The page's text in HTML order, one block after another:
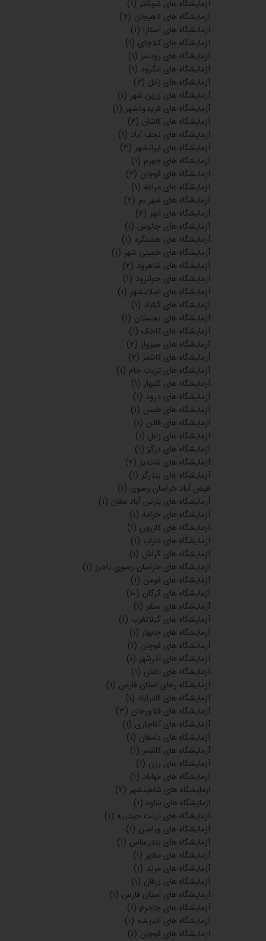
آزمایشگاه های شوشتر (۱)
آزمایشگاه های لاهیجان (۷)
آزمایشگاه های آستارا (۱)
آزمایشگاه های کلاچای (۱)
آزمایشگاه های رودسر (۱)
آزمایشگاه های لنگرود (۱)
آزمایشگاه های زابل (۲)
آزمایشگاه های زرین شهر (۱)
آزمایشگاه های فریدونشهر (۱)
آزمایشگاه های کاشان (۲)
آزمایشگاه های نجف آباد (۱)
آزمایشگاه های ایرانشهر (۴)
آزمایشگاه های جهرم (۱)
آزمایشگاه های قوچان (۲)
آزمایشگاه های مراغه (۱)
آزمایشگاه های شهر بم (۲)
آزمایشگاه های ابهر (۲)
آزمایشگاه های چالوس (۱)
آزمایشگاه های هشتگرد (۱)
آزمایشگاه های خمینی شهر (۱)
آزمایشگاه های شاهرود (۲)
آزمایشگاه های جوانرود (۱)
آزمایشگاه های اسلامشهر (۱)
آزمایشگاه های گناباد (۱)
آزمایشگاه های بجستان (۱)
آزمایشگاه های کاخک (۱)
آزمایشگاه های سبزوار (۲)
آزمایشگاه های کاشمر (۲)
آزمایشگاه های تربت جام (۱)
آزمایشگاه های گلبهار (۱)
آزمایشگاه های درود (۱)
آزمایشگاه های طبس (۱)
آزمایشگاه های قائن (۱)
آزمایشگاه های زابل (۱)
آزمایشگاه های درگز (۱)
آزمایشگاه های شاندیز (۲)
آزمایشگاه های بندرگز (۱)
فیض آباد خراسان رضوی (۱)
آزمایشگاه های پارس آباد مغان (۱)
آزمایشگاه های خرامه (۱)
آزمایشگاه های کازرون (۱)
آزمایشگاه های داراب (۱)
آزمایشگاه های گراش (۱)
آزمایشگاه های خراسان رضوی باخرز (۱)
آزمایشگاه های فومن (۱)
آزمایشگاه های گرگان (۱۰)
آزمایشگاه های سنقر (۱)
آزمایشگاه های گیلانغرب (۱)
آزمایشگاه های چابهار (۱)
آزمایشگاه های قوچان (۱)
آزمایشگاه های آذرشهر (۱)
آزمایشگاه های تالش (۱)
آزمایشگاه رهای استان فارس (۱)
آزمایشگاه های قادراباد (۱)
آزمایشگاه های فلاورجان (۳)
آزمایشگاه های آغاجاری (۱)
آزمایشگاه های دامغان (۱)
آزمایشگاه های کاشمر (۱)
آزمایشگاه های رزن (۱)
آزمایشگاه های مهاباد (۱)
ازمایشگاه های شاهینشهر (۲)
ازمایشگاه های ساوه (۱)
آزمایشگاه های تربت حیدریه (۱)
آزمایشگاه های ورامین (۱)
آزمایشگاه های بندرعباس (۱)
آزمایشگاه های ملایر (۱)
آزمایشگاه های مرند (۱)
آزمایشگاه های زرقان (۱)
آرمایشگاه های استان فارس (۱)
آزمایشگاه های جاحرم (۱)
آزمایشگاه های اندیشه (۱)
آزمایشگاه های قوچان (۱)